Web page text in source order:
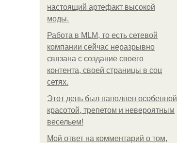
настоящий артефакт высокой
моды.
Работа в MLM, то есть сетевой
компании сейчас неразрывно
связана с создание своего
контента, своей страницы в соц
сетях.
Этот день был наполнен особенной
красотой, трепетом и невероятным
весельем!
Мой ответ на комментарий о том,